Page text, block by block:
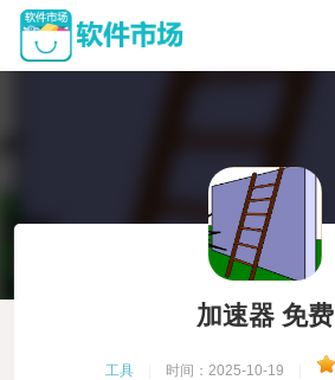
加速器 免费
工具 时间：2025-10-19